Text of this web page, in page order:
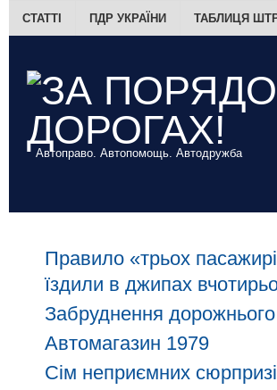
Автоправо. Автопомощь. Автодружба
СТАТТІ ПДР УКРАЇНИ ТАБЛИЦЯ
Правило «трьох
їздили в джипах
Забруднення
Автомагазин 1979
Сім неприємних